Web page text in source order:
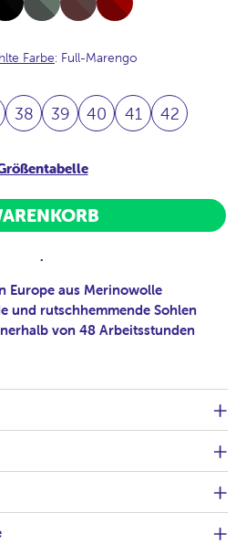
Full-
Khaki
Full-
Chocolate
Full-
Burdeos
Farbe: Full-Marengo
38 39 40 41 42
.
Europe aus Merinowolle
und rutschhemmende Sohlen
von 48 Arbeitsstunden